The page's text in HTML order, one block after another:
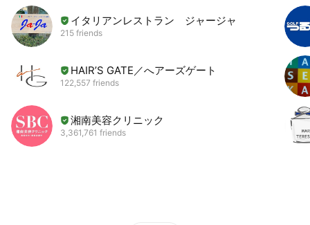
イタリアンレストラン ジャージャ
215 friends
HAIR’S GATE／へアーズゲート
122,557 friends
湘南美容クリニック
3,361,761 friends